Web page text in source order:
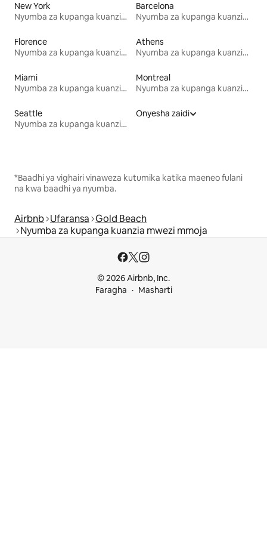
New York
Nyumba za kupanga kuanzia mwezi mmoja
Barcelona
Nyumba za kupanga kuanzia mwezi mmoja
Florence
Nyumba za kupanga kuanzia mwezi mmoja
Athens
Nyumba za kupanga kuanzia mwezi mmoja
Miami
Nyumba za kupanga kuanzia mwezi mmoja
Montreal
Nyumba za kupanga kuanzia mwezi mmoja
Seattle
Nyumba za kupanga kuanzia mwezi mmoja
Onyesha zaidi
*Baadhi ya vighairi vinaweza kutumika katika maeneo fulani
na kwa baadhi ya nyumba.
Airbnb Ufaransa Gold Beach
Nyumba za kupanga kuanzia mwezi mmoja
© 2026 Airbnb, Inc.
Faragha
Masharti